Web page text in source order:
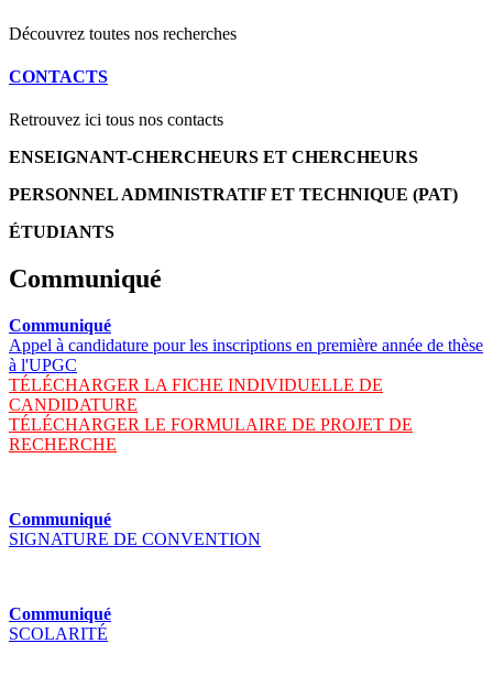
Découvrez toutes nos recherches
CONTACTS
Retrouvez ici tous nos contacts
ENSEIGNANT-CHERCHEURS ET CHERCHEURS
PERSONNEL ADMINISTRATIF ET TECHNIQUE (PAT)
ÉTUDIANTS
Communiqué
Communiqué
Appel à candidature pour les inscriptions en première année de thèse
à l'UPGC
TÉLÉCHARGER LA FICHE INDIVIDUELLE DE
CANDIDATURE
TÉLÉCHARGER LE FORMULAIRE DE PROJET DE
RECHERCHE
Communiqué
SIGNATURE DE CONVENTION
Communiqué
SCOLARITÉ